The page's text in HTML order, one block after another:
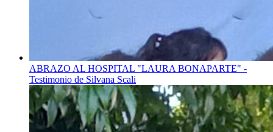
ABRAZO AL HOSPITAL "LAURA BONAPARTE" -
Testimonio de Silvana Scali